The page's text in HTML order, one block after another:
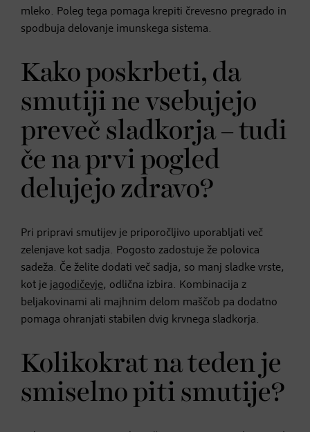
mleko. Poleg tega pomaga krepiti črevesno pregrado in
spodbuja delovanje imunskega sistema.
Kako poskrbeti, da
smutiji ne vsebujejo
preveč sladkorja – tudi
če na prvi pogled
delujejo zdravo?
Pri pripravi smutijev je priporočljivo uporabljati več
zelenjave kot sadja. Pogosto zadostuje že polovica
sadeža. Če želite dodati več sadja, so manj sladke vrste,
kot je jagodičevje, odlična izbira. Kombinacija z
beljakovinami ali majhnim delom maščob pa dodatno
pomaga ohranjati stabilen dvig krvnega sladkorja.
Kolikokrat na teden je
smiselno piti smutije?